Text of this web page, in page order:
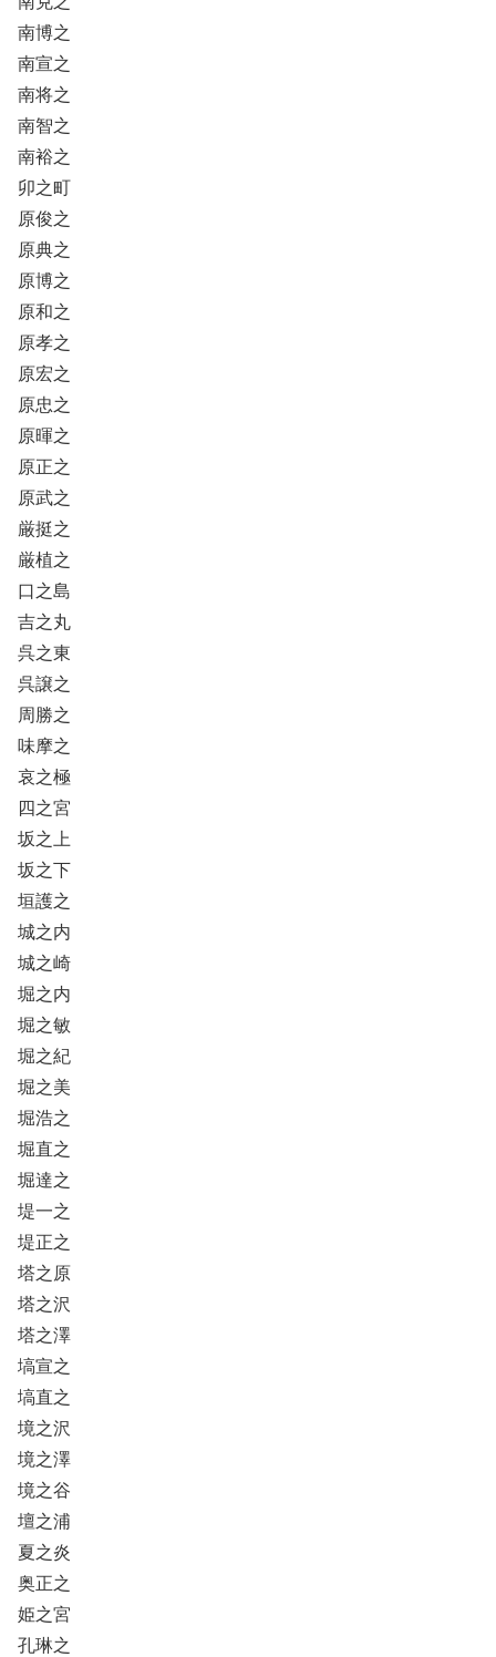
南博之
南宣之
南将之
南智之
南裕之
卯之町
原俊之
原典之
原博之
原和之
原孝之
原宏之
原忠之
原暉之
原正之
原武之
厳挺之
厳植之
口之島
吉之丸
呉之東
呉譲之
周勝之
味摩之
哀之極
四之宮
坂之上
坂之下
垣護之
城之内
城之崎
堀之内
堀之敏
堀之紀
堀之美
堀浩之
堀直之
堀達之
堤一之
堤正之
塔之原
塔之沢
塔之澤
塙宣之
塙直之
境之沢
境之澤
境之谷
壇之浦
夏之炎
奥正之
姫之宮
孔琳之